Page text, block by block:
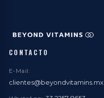
CONTACTO
E-Mail:
clientes@beyondvitamins.mx